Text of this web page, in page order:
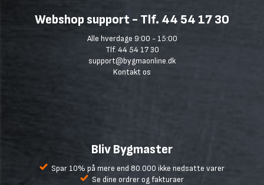
Webshop support - Tlf. 44 54 17 30
Alle hverdage 9:00 - 15:00
Tlf. 44 54 17 30
support@bygmaonline.dk
Kontakt os
Bliv Bygmaster
Spar 10% på mere end 80.000 ikke nedsatte varer
Se dine ordrer og fakturaer